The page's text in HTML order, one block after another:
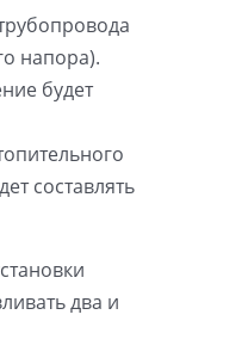
напора).
будет
составлять
два и